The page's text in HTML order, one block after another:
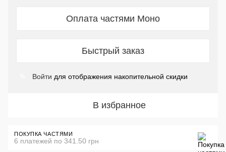
Оплата частями Моно
Быстрый заказ
Войти для отображения накопительной скидки
В избранное
ПОКУПКА ЧАСТЯМИ
6 платежей по 341.50 грн